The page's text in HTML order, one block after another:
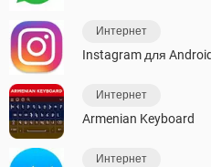
Интернет
Instagram для Android
Интернет
Armenian Keyboard
Интернет